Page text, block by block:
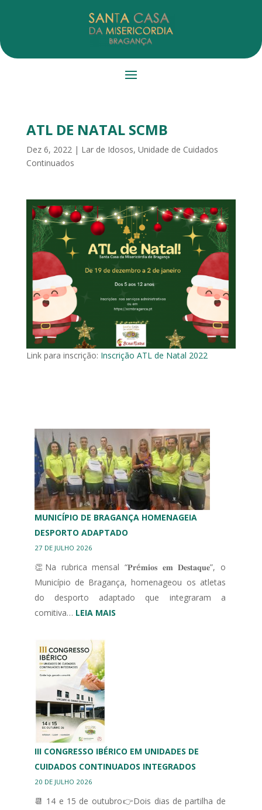
ATL DE NATAL SCMB
Dez 6, 2022| Lar de Idosos, Unidade de Cuidados
Continuados
Link para inscrição: Inscrição ATL de Natal 2022
MUNICÍPIO DE BRAGANÇA HOMENAGEIA
DESPORTO ADAPTADO
27 DE JULHO 2026
👏Na rubrica mensal “𝐏𝐫é𝐦𝐢𝐨𝐬 𝐞𝐦 𝐃𝐞𝐬𝐭𝐚𝐪𝐮𝐞”, o
Município de Bragança, homenageou os atletas
do desporto adaptado que integraram a
comitiva… LEIA MAIS:
III CONGRESSO IBÉRICO EM UNIDADES DE
CUIDADOS CONTINUADOS INTEGRADOS
20 DE JULHO 2026
📆 14 e 15 de outubro👉Dois dias de partilha de